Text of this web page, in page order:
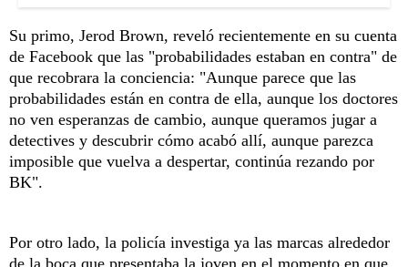
Su primo, Jerod Brown, reveló recientemente en su cuenta
de Facebook que las "probabilidades estaban en contra" de
que recobrara la conciencia: "Aunque parece que las
probabilidades están en contra de ella, aunque los doctores
no ven esperanzas de cambio, aunque queramos jugar a
detectives y descubrir cómo acabó allí, aunque parezca
imposible que vuelva a despertar, continúa rezando por
BK".
Por otro lado, la policía investiga ya las marcas alrededor
de la boca que presentaba la joven en el momento en que